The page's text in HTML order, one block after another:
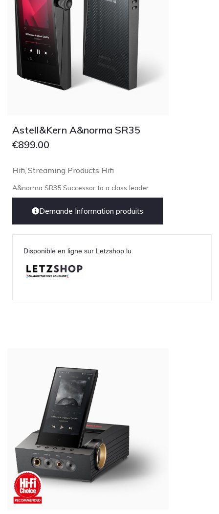
Astell&Kern A&norma SR35
€899.00
Hifi Streaming Products Hifi
A&norma SR35 Successor to a class leader
Demande Information produits
Disponible en ligne sur Letzshop.lu